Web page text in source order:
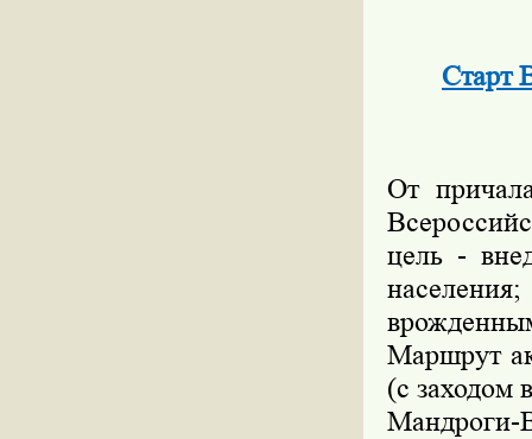
Старт
От
цель -
Маршрут
(с заходом
Мандроги-